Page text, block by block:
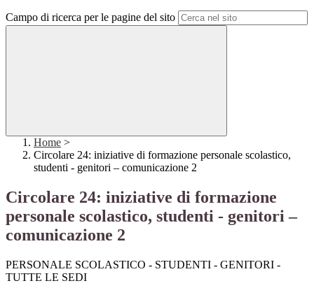
Campo di ricerca per le pagine del sito
Home >
Circolare 24: iniziative di formazione personale scolastico,
studenti - genitori – comunicazione 2
Circolare 24: iniziative di formazione
personale scolastico, studenti - genitori –
comunicazione 2
PERSONALE SCOLASTICO - STUDENTI - GENITORI -
TUTTE LE SEDI